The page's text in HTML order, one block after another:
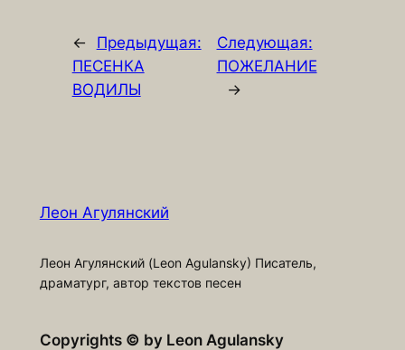
←
Предыдущая:
ПЕСЕНКА
ВОДИЛЫ
Следующая:
ПОЖЕЛАНИЕ
→
Леон Агулянский
Леон Агулянский (Leon Agulansky) Писатель,
драматург, автор текстов песен
Copyrights © by Leon Agulansky